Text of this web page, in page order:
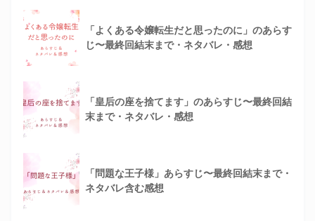
「よくある令嬢転生だと思ったのに」のあらす
じ〜最終回結末まで・ネタバレ・感想
「皇后の座を捨てます」のあらすじ〜最終回結
末まで・ネタバレ・感想
「問題な王子様」あらすじ〜最終回結末まで・
ネタバレ含む感想